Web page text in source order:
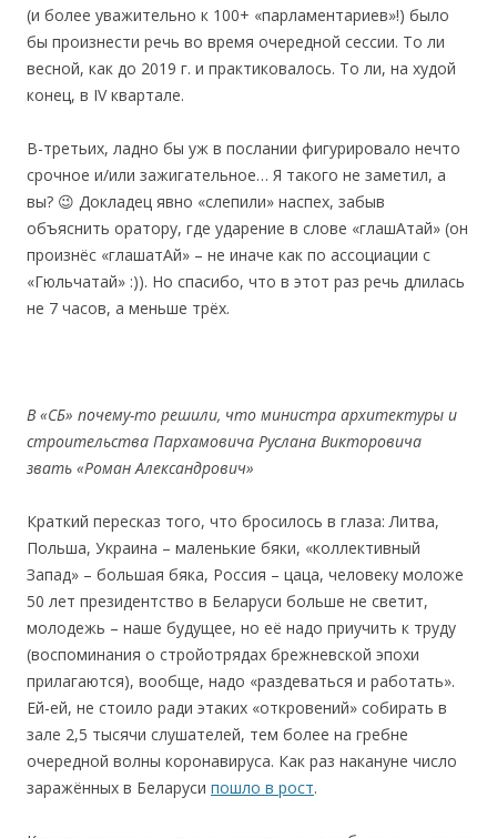
(и более уважительно к 100+ «парламентариев»!) было
бы произнести речь во время очередной сессии. То ли
весной, как до 2019 г. и практиковалось. То ли, на худой
конец, в IV квартале.
В-третьих, ладно бы уж в послании фигурировало нечто
срочное и/или зажигательное… Я такого не заметил, а
вы? 😉 Докладец явно «cлепили» наcпех, забыв
объяснить оратору, где ударение в слове «глашАтай» (он
произнёс «глашатАй» – не иначе как по ассоциации с
«Гюльчатай» :)). Но спасибо, что в этот раз речь длилась
не 7 часов, а меньше трёх.
В«CБ» почему-то решили, чтo министра архитектуры и
cтроительства Пархамовича Руслана Викторовича
звать «РоманАлександрович»
Краткий пересказ того, что бросилось в глаза: Литва,
Польша, Украина – маленькие бяки, «коллективный
Запад» – большая бяка, Россия – цаца, человеку моложе
50 лет президентство в Беларуси больше не светит,
молодежь – наше будущее, но её надо приучить к труду
(воспоминания о стройотрядах брежневской эпохи
прилагаются), вообще, надо «раздеваться и работать».
Ей-ей, не стоило ради этаких «откровений» собирать в
зале 2,5 тысячи слушателей, тем более на гребне
очередной волны коронавируса. Как раз накануне число
заражённых в Беларуси пошло в рост.